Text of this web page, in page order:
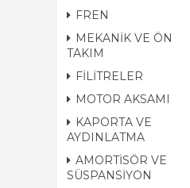
FREN
MEKANİK VE ÖN
TAKIM
FİLİTRELER
MOTOR AKSAMI
KAPORTA VE
AYDINLATMA
AMORTİSÖR VE
SÜSPANSİYON